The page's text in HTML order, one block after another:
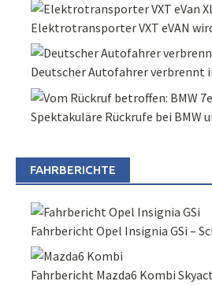
Elektrotransporter VXT eVAN
Deutscher Autofahrer verbrennt
Spektakuläre Rückrufe bei BMW
FAHRBERICHTE
Fahrbericht Opel Insignia GSi –
Fahrbericht Mazda6 Kombi